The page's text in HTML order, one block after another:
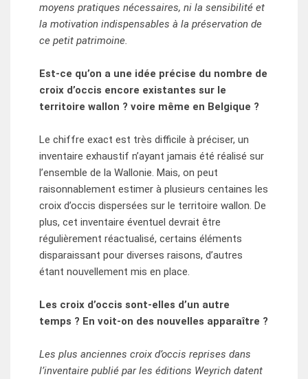
moyens pratiques nécessaires, ni la sensibilité et
la motivation indispensables à la préservation de
ce petit patrimoine.
Est-ce qu’on a une idée précise du nombre de
croix d’occis encore existantes sur le
territoire wallon ? voire même en Belgique ?
Le chiffre exact est très difficile à préciser, un
inventaire exhaustif n’ayant jamais été réalisé sur
l’ensemble de la Wallonie. Mais, on peut
raisonnablement estimer à plusieurs centaines les
croix d’occis dispersées sur le territoire wallon. De
plus, cet inventaire éventuel devrait être
régulièrement réactualisé, certains éléments
disparaissant pour diverses raisons, d’autres
étant nouvellement mis en place.
Les croix d’occis sont-elles d’un autre
temps ? En voit-on des nouvelles apparaître ?
Les plus anciennes croix d’occis reprises dans
l’inventaire publié par les éditions Weyrich datent